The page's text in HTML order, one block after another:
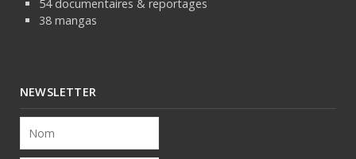
54 documentaires & reportages
38 mangas
NEWSLETTER